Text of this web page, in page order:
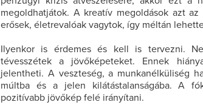
megoldhatjátok. A kreatív megoldások azt
erősek, életrevalóak vagytok, így méltán
Ilyenkor is érdemes és kell is tervezni.
tévesszétek a jövőképeteket. Ennek
jelentheti. A veszteség, a munkanélküliség
múltba és a jelen kilátástalanságába. A
pozitívabb jövőkép felé irányítani.